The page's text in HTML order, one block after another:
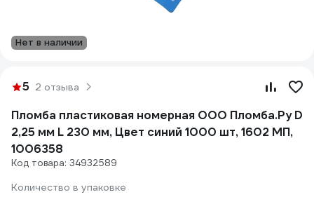
Нет в наличии
5 2 отзыва
Пломба пластиковая номерная ООО Пломба.Ру D
2,25 мм L 230 мм, Цвет синий 1000 шт, 1602 МП,
1006358
Код товара: 34932589
Количество в упаковке